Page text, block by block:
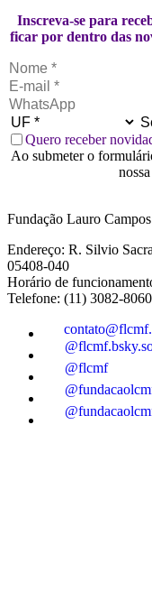
Inscreva-se para
ficar por dentro das
Quero receber
Ao submeter o
nossa
Fundação Lauro
Endereço: R. Silvio
05408-040
Horário de
Telefone: (11) 3082-8060
@flcmf